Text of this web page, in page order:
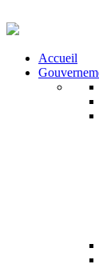
Accueil